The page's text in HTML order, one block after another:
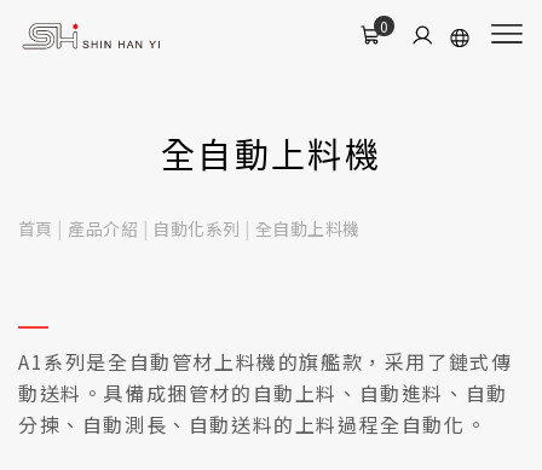
0
全自動上料機
首頁 | 產品介紹 | 自動化系列 | 全自動上料機
A1系列是全自動管材上料機的旗艦款，采用了鏈式傳
動送料。具備成捆管材的自動上料、自動進料、自動
分揀、自動測長、自動送料的上料過程全自動化。